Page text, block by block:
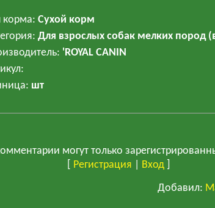
корма: Сухой корм
: Для взрослых собак мелких пород
: 'ROYAL CANIN
:
: шт
могут только
Регистрация Вход
Добавил: